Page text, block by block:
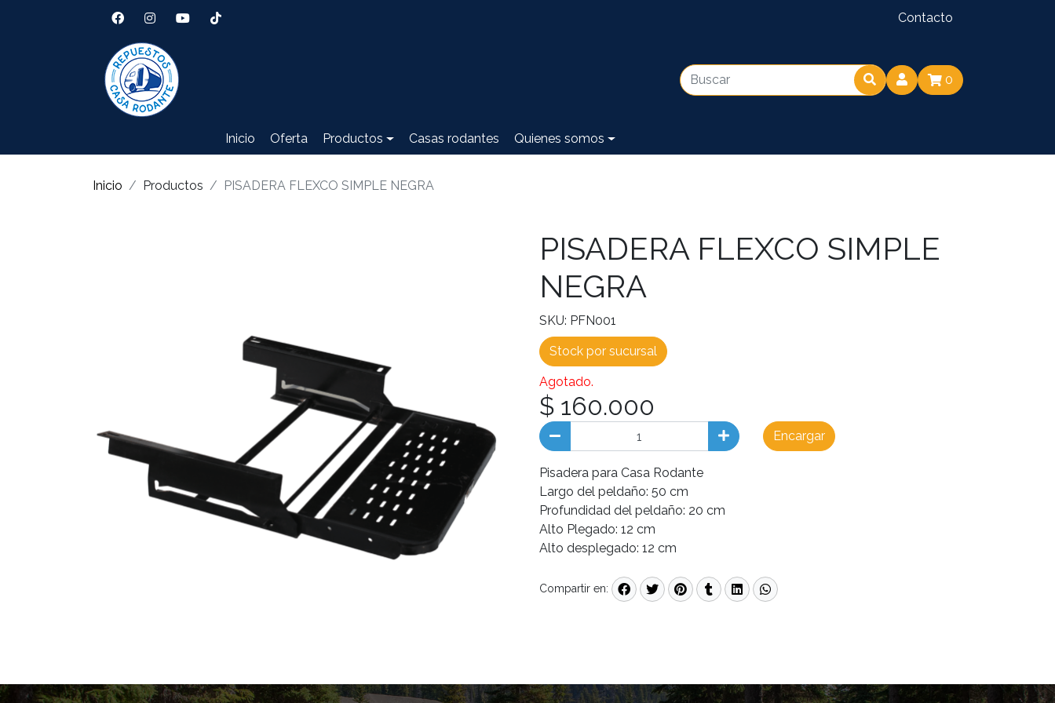
Contacto
0
Inicio Oferta Productos Casas rodantes Quienes somos
Inicio Productos PISADERA FLEXCO SIMPLE NEGRA
PISADERA FLEXCO SIMPLE
NEGRA
SKU: PFN001
Stock por sucursal
Agotado.
$ 160.000
Encargar
Pisadera para Casa Rodante
Largo del peldaño: 50 cm
Profundidad del peldaño: 20 cm
Alto Plegado: 12 cm
Alto desplegado: 12 cm
Compartir en: